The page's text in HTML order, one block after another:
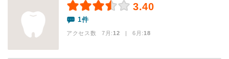
3.40
1件
アクセス数 7月:12 | 6月:18